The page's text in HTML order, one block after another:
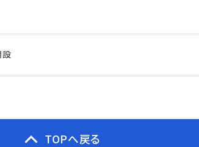
設
TOPへ戻る